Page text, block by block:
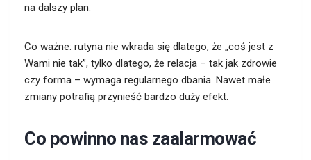
na dalszy plan.
Co ważne: rutyna nie wkrada się dlatego, że „coś jest z
Wami nie tak”, tylko dlatego, że relacja – tak jak zdrowie
czy forma – wymaga regularnego dbania. Nawet małe
zmiany potrafią przynieść bardzo duży efekt.
Co powinno nas zaalarmować